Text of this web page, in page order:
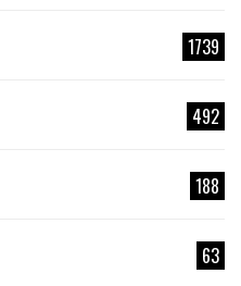
1739
492
188
63